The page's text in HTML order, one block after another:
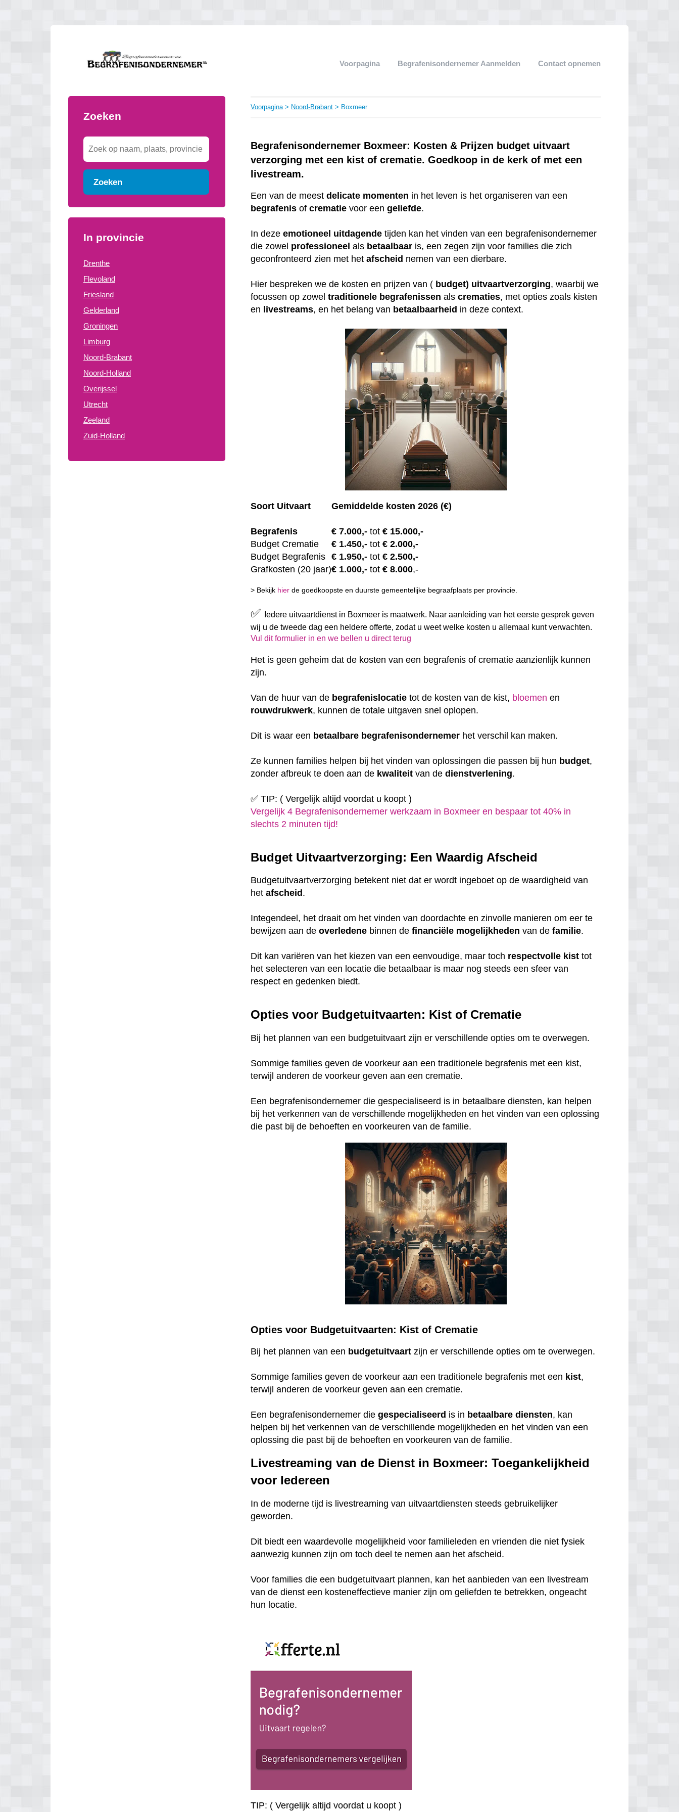
Voorpagina Begrafenisondernemer Aanmelden Contact opnemen
Zoeken
Zoeken
In provincie
Drenthe
Flevoland
Friesland
Gelderland
Groningen
Limburg
Noord-Brabant
Noord-Holland
Overijssel
Utrecht
Zeeland
Zuid-Holland
Voorpagina> Noord-Brabant > Boxmeer
Begrafenisondernemer Boxmeer: Kosten & Prijzen budget uitvaart
verzorging met een kist of crematie. Goedkoop in de kerk of met een
livestream.
Een van de meestdelicate momenten in het leven is het organiseren van een
begrafenis ofcrematie voor eengeliefde.
In dezeemotioneel uitdagende tijden kan het vinden van een begrafenisondernemer
die zowel professioneel als betaalbaar is, een zegen zijn voor families die zich
geconfronteerd zien met hetafscheid nemen van een dierbare.
Hier bespreken we de kosten en prijzen van ( budget) uitvaartverzorging, waarbij we
focussen op zoweltraditionele begrafenissen alscrematies, met opties zoals kisten
en livestreams, en het belang van betaalbaarheid in deze context.
Soort Uitvaart Gemiddelde kosten 2026 (€)
Begrafenis € 7.000,- tot € 15.000,-
Budget Crematie
€ 1.450,- tot€ 2.000,-
Budget Begrafenis € 1.950,- tot€ 2.500,-
Grafkosten (20 jaar)€ 1.000,- tot€ 8.000,-
> Bekijk hier de goedkoopste en duurste gemeentelijke begraafplaats per provincie.
✅
Iedere uitvaartdienst in Boxmeer is maatwerk. Naar aanleiding van het eerste gesprek geven
wij u de tweede dag een heldere offerte, zodat u weet welke kosten u allemaal kunt verwachten.
Vul dit formulier in en we bellen u direct terug
Het is geen geheim dat de kosten van een begrafenis of crematie aanzienlijk kunnen
zijn.
Van de huur van de begrafenislocatie tot de kosten van de kist, bloemen en
rouwdrukwerk, kunnen de totale uitgaven snel oplopen.
Dit is waar een betaalbare begrafenisondernemer het verschil kan maken.
Ze kunnen families helpen bij het vinden van oplossingen die passen bij hun budget,
zonder afbreuk te doen aan de kwaliteit van dedienstverlening.
✅ TIP: ( Vergelijk altijd voordat u koopt )
Vergelijk 4 Begrafenisondernemer werkzaam in Boxmeer en bespaar tot 40% in
slechts 2 minuten tijd!
Budget Uitvaartverzorging: Een Waardig Afscheid
Budgetuitvaartverzorging betekent niet dat er wordt ingeboet op de waardigheid van
hetafscheid .
Integendeel, het draait om het vinden van doordachte en zinvolle manieren om eer te
bewijzen aan deoverledene binnen definanciële mogelijkheden van defamilie.
Dit kan variëren van het kiezen van een eenvoudige, maar toch respectvolle kist tot
het selecteren van een locatie die betaalbaar is maar nog steeds een sfeer van
respect en gedenken biedt.
Opties voor Budgetuitvaarten: Kist of Crematie
Bij het plannen van een budgetuitvaart zijn er verschillende opties om te overwegen.
Sommige families geven de voorkeur aan een traditionele begrafenis met een kist,
terwijl anderen de voorkeur geven aan een crematie.
Een begrafenisondernemer die gespecialiseerd is in betaalbare diensten, kan helpen
bij het verkennen van de verschillende mogelijkheden en het vinden van een oplossing
die past bij de behoeften en voorkeuren van de familie.
Opties voor Budgetuitvaarten: Kist of Crematie
Bij het plannen van een budgetuitvaart zijn er verschillende opties om te overwegen.
Sommige families geven de voorkeur aan een traditionele begrafenis met een kist,
terwijl anderen de voorkeur geven aan een crematie.
Een begrafenisondernemer diegespecialiseerd is in betaalbare diensten, kan
helpen bij het verkennen van de verschillende mogelijkheden en het vinden van een
oplossing die past bij de behoeften en voorkeuren van de familie.
Livestreaming van de Dienst in Boxmeer: Toegankelijkheid
voor Iedereen
In de moderne tijd is livestreaming van uitvaartdiensten steeds gebruikelijker
geworden.
Dit biedt een waardevolle mogelijkheid voor familieleden en vrienden die niet fysiek
aanwezig kunnen zijn om toch deel te nemen aan het afscheid.
Voor families die een budgetuitvaart plannen, kan het aanbieden van een livestream
van de dienst een kosteneffectieve manier zijn om geliefden te betrekken, ongeacht
hun locatie.
TIP: ( Vergelijk altijd voordat u koopt )